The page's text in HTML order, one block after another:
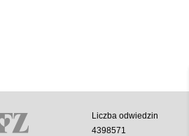
Liczba odwiedzin
4398571